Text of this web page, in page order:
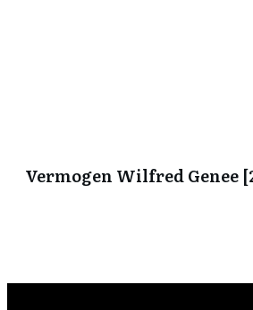
Vermogen Wilfred Genee